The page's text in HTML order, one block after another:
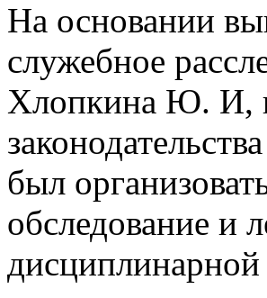
На основании
служебное
Хлопкина Ю. И,
был
обследование и
дисциплинарной